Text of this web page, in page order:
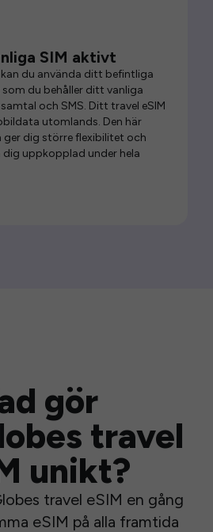
SIM aktivt
kan du använda ditt befintliga
du behåller ditt vanliga
och SMS. Ditt travel eSIM
utomlands. Den här
ger dig större flexibilitet och
uppkopplad under hela
gör
travel
unikt?
travel eSIM en gång
eSIM på alla framtida